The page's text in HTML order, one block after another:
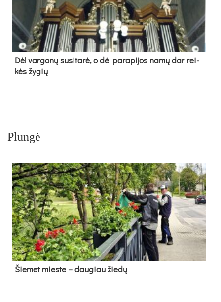
Dėl var­go­nų su­si­ta­rė, o dėl pa­ra­pi­jos na­mų dar rei­
kės žy­gių
Plungė
Šie­met mies­te – dau­giau žie­dų